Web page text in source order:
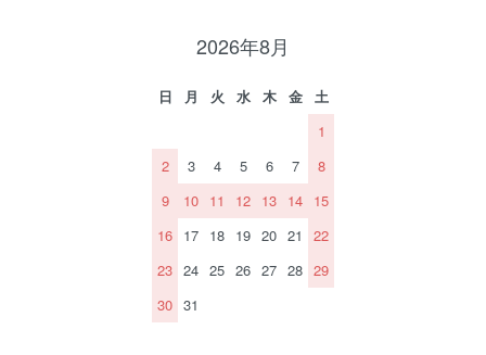
2026年8月
日 月 火 水 木 金
土
1
2
3 4 5 6 7
8
9
10 11 12 13 14 15
16 17 18 19 20 21
22
23 24 25 26 27 28 29
30 31